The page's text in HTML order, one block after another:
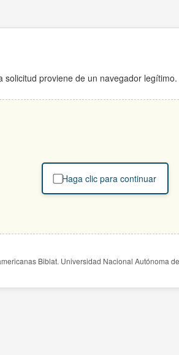
proviene de un navegador legítimo.
Haga clic para continuar
Biblat. Universidad Nacional Autónoma